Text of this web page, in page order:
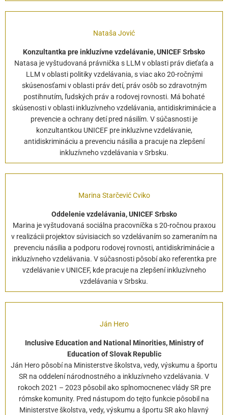
Nataša Jović
Konzultantka pre inkluzívne vzdelávanie, UNICEF Srbsko
Natasa je vyštudovaná právnička s LLM v oblasti práv dieťaťa a
LLM v oblasti politiky vzdelávania, s viac ako 20-ročnými
skúsenosťami v oblasti práv detí, práv osôb so zdravotným
postihnutím, ľudských práv a rodovej rovnosti. Má bohaté
skúsenosti v oblasti inkluzívneho vzdelávania, antidiskriminácie a
prevencie a ochrany detí pred násilím. V súčasnosti je
konzultantkou UNICEF pre inkluzívne vzdelávanie,
antidiskrimináciu a prevenciu násilia a pracuje na zlepšení
inkluzívneho vzdelávania v Srbsku.
Marina Starčević Cviko
Oddelenie vzdelávania, UNICEF Srbsko
Marina je vyštudovaná sociálna pracovníčka s 20-ročnou praxou
v realizácii projektov súvisiacich so vzdelávaním so zameraním na
prevenciu násilia a podporu rodovej rovnosti, antidiskriminácie a
inkluzívneho vzdelávania. V súčasnosti pôsobí ako referentka pre
vzdelávanie v UNICEF, kde pracuje na zlepšení inkluzívneho
vzdelávania v Srbsku.
Ján Hero
Inclusive Education and National Minorities, Ministry of
Education of Slovak Republic
Ján Hero pôsobí na Ministerstve školstva, vedy, výskumu a športu
SR na oddelení národnostného a inkluzívneho vzdelávania. V
rokoch 2021 – 2023 pôsobil ako splnomocnenec vlády SR pre
rómske komunity. Pred nástupom do tejto funkcie pôsobil na
Ministerstve školstva, vedy, výskumu a športu SR ako hlavný